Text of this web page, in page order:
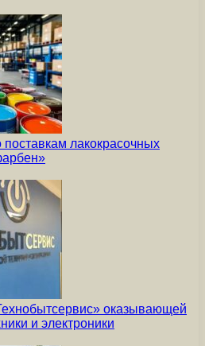
лакокрасочных
оказывающей
и электроники